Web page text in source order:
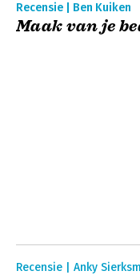
Recensie | Ben Kuiken
Maak van je
Recensie | Anky